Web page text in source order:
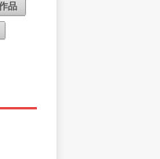
品